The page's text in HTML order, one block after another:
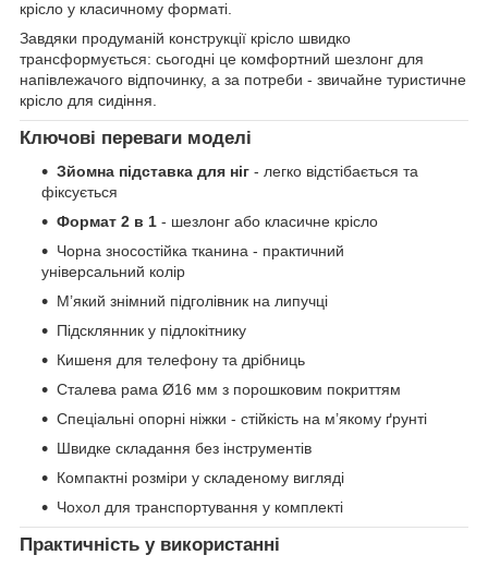
крісло у класичному форматі.
Завдяки продуманій конструкції крісло швидко
трансформується: сьогодні це комфортний шезлонг для
напівлежачого відпочинку, а за потреби - звичайне туристичне
крісло для сидіння.
Ключові переваги моделі
Зйомна підставка для ніг - легко відстібається та
фіксується
Формат 2 в 1 - шезлонг або класичне крісло
Чорна зносостійка тканина - практичний
універсальний колір
М’який знімний підголівник на липучці
Підсклянник у підлокітнику
Кишеня для телефону та дрібниць
Сталева рама Ø16 мм з порошковим покриттям
Спеціальні опорні ніжки - стійкість на м’якому ґрунті
Швидке складання без інструментів
Компактні розміри у складеному вигляді
Чохол для транспортування у комплекті
Практичність у використанні